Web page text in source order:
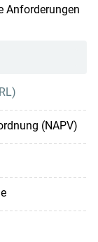
Anforderungen
(NAPV)